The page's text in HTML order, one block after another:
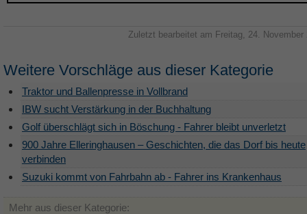
Zuletzt bearbeitet am Freitag, 24. November
Weitere Vorschläge aus dieser Kategorie
Traktor und Ballenpresse in Vollbrand
IBW sucht Verstärkung in der Buchhaltung
Golf überschlägt sich in Böschung - Fahrer bleibt unverletzt
900 Jahre Elleringhausen – Geschichten, die das Dorf bis heute
verbinden
Suzuki kommt von Fahrbahn ab - Fahrer ins Krankenhaus
Mehr aus dieser Kategorie: